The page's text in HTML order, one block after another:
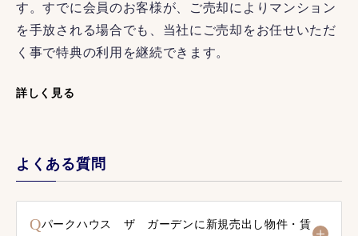
す。すでに会員のお客様が、ご売却によりマンション
を手放される場合でも、当社にご売却をお任せいただ
く事で特典の利用を継続できます。
詳しく見る
よくある質問
Qパークハウス ザ ガーデンに新規売出し物件・賃